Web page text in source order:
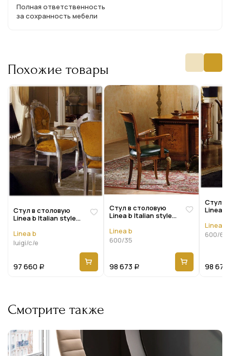
Полная ответственность
за сохранность мебели
Похожие товары
Стул в столовую
Linea b Italian style
Linea b
luigi/c/e
97 660 Р
Стул в столовую
Linea b Italian style
Linea b
600/35
98 673 Р
Стул в
Linea
Linea b
600/62
98 673
Смотрите также